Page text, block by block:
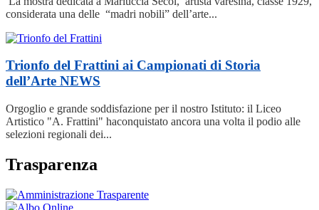
considerata una delle “madri nobili” dell’arte...
Trionfo del Frattini ai Campionati di Storia
dell’Arte NEWS
Orgoglio e grande soddisfazione per il nostro Istituto: il Liceo
Artistico "A. Frattini" haconquistato ancora una volta il podio alle
selezioni regionali dei...
Trasparenza